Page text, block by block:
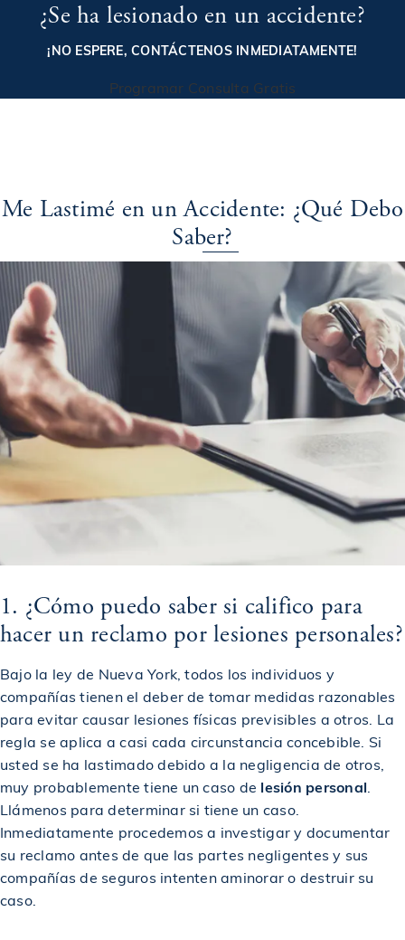
¿Se ha lesionado en un accidente?
¡NO ESPERE, CONTÁCTENOS INMEDIATAMENTE!
Programar Consulta Gratis
Me Lastimé en un Accidente: ¿Qué Debo
Saber?
1. ¿Cómo puedo saber si califico para
hacer un reclamo por lesiones personales?
Bajo la ley de Nueva York, todos los individuos y
compañías tienen el deber de tomar medidas razonables
para evitar causar lesiones físicas previsibles a otros. La
regla se aplica a casi cada circunstancia concebible. Si
usted se ha lastimado debido a la negligencia de otros,
muy probablemente tiene un caso de lesión personal.
Llámenos para determinar si tiene un caso.
Inmediatamente procedemos a investigar y documentar
su reclamo antes de que las partes negligentes y sus
compañías de seguros intenten aminorar o destruir su
caso.